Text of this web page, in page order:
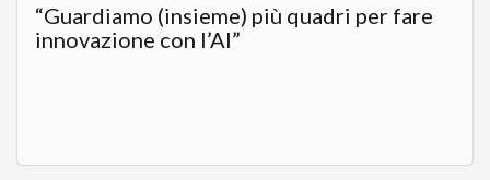
“Guardiamo (insieme) più quadri per fare
innovazione con l’AI”